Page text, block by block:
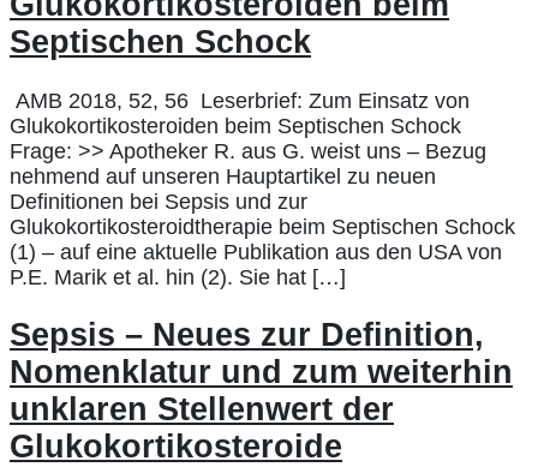
Septischen Schock
AMB 2018, 52, 56 Leserbrief: Zum Einsatz von
Glukokortikosteroiden beim Septischen Schock
Frage: >> Apotheker R. aus G. weist uns – Bezug
nehmend auf unseren Hauptartikel zu neuen
Definitionen bei Sepsis und zur
Glukokortikosteroidtherapie beim Septischen Schock
(1) – auf eine aktuelle Publikation aus den USA von
P.E. Marik et al. hin (2). Sie hat […]
Sepsis – Neues zur Definition,
Nomenklatur und zum weiterhin
unklaren Stellenwert der
Glukokortikosteroide